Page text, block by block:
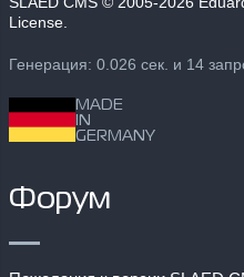
License.
Генерация: 0.026 сек. и 14
MADE
IN
GERMANY
Форум